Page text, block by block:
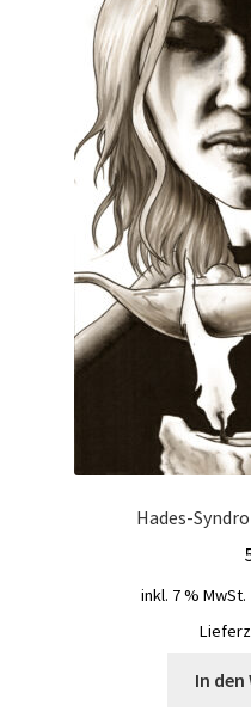
Hades-
inkl. 7 % MwSt.
In